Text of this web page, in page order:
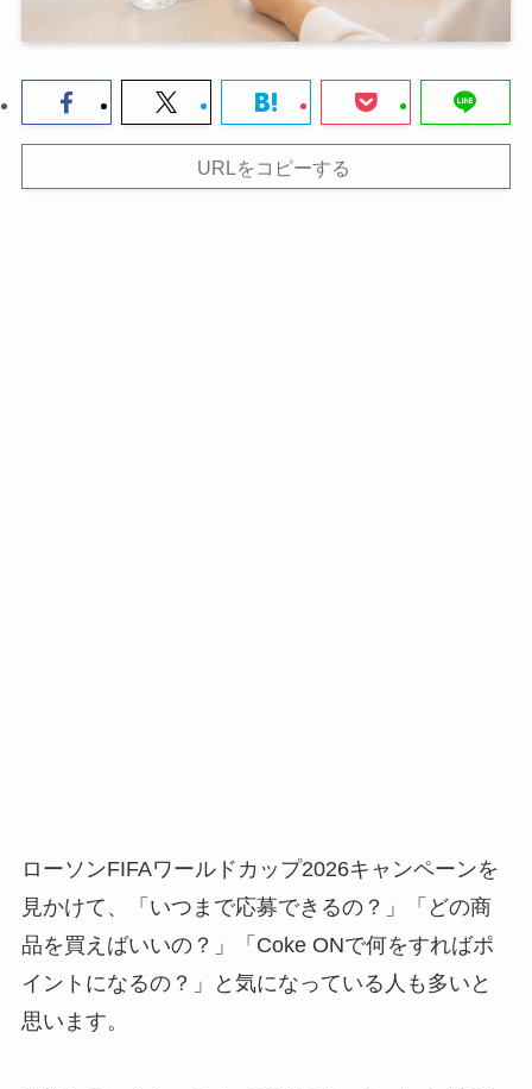
URLをコピーする
ローソンFIFAワールドカップ2026キャンペーンを
見かけて、「いつまで応募できるの？」「どの商
品を買えばいいの？」「Coke ONで何をすればポ
イントになるの？」と気になっている人も多いと
思います。